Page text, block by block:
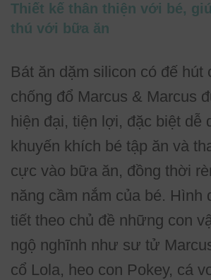
Thiết kế thân thiện với bé,
thú với bữa ăn
Bát ăn dặm silicon có đế hút
chống đổ Marcus & Marcus
hiện đại, tiện lợi, đặc biệt dễ
khuyến khích bé tập ăn và
cực vào bữa ăn, đồng thời
năng cầm nắm của bé. Hình
tiết theo chủ đề những con
ngộ nghĩnh như sư tử
cổ Lola, heo con Pokey, cá